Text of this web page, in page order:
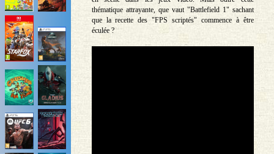
thématique attrayante, que vaut "Battlefield 1" sachant
que la recette des "FPS scriptés" commence à être
éculée ?